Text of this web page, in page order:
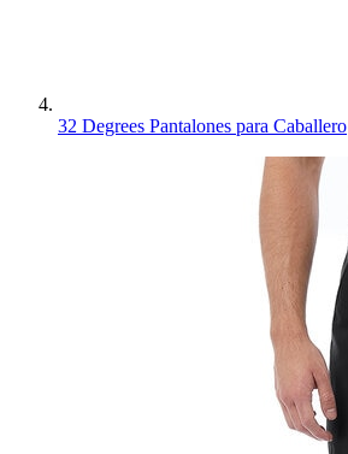
32 Degrees Pantalones para Caballero